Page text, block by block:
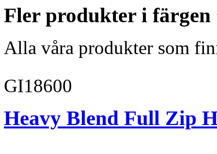
Fler produkter i färgen
Alla våra produkter som
GI18600
Heavy Blend Full Zip